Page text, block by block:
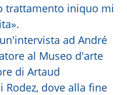
trattamento iniquo mi
ad André
al Museo d'arte
di Artaud
dove alla fine